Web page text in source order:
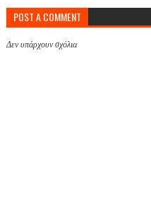
POST A COMMENT
Δεν υπάρχουν σχόλια